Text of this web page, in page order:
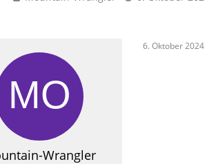
Wrangler
6. Oktober 2024